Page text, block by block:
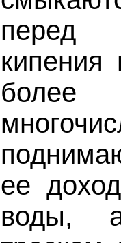
кипения
ее
воды,